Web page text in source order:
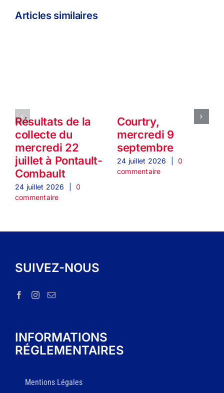
Articles similaires
Résultats de la
collecte du
mercredi 22
juillet à Pontault-
Combault
24 juillet 2026
0
commentaire
Courtry,
mercredi 9
septembre
24 juillet 2026
0
commentaire
SUIVEZ-NOUS
INFORMATIONS
RÉGLEMENTAIRES
Mentions Légales